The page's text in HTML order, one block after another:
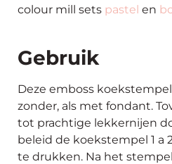
colour mill sets pastel en
Gebruik
Deze emboss
zonder, als met fondant.
tot prachtige lekkernijen
beleid de koekstempel 1 a
te drukken. Na het